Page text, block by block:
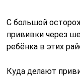
С большой
прививки через
ребёнка в этих
Куда делают